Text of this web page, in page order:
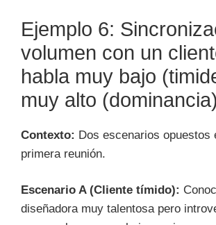
Ejemplo 6:
volumen con un
habla muy bajo
muy alto (dominancia)
Contexto: Dos escenarios opuestos
primera reunión.
Escenario A (Cliente tímido):
diseñadora muy talentosa pero